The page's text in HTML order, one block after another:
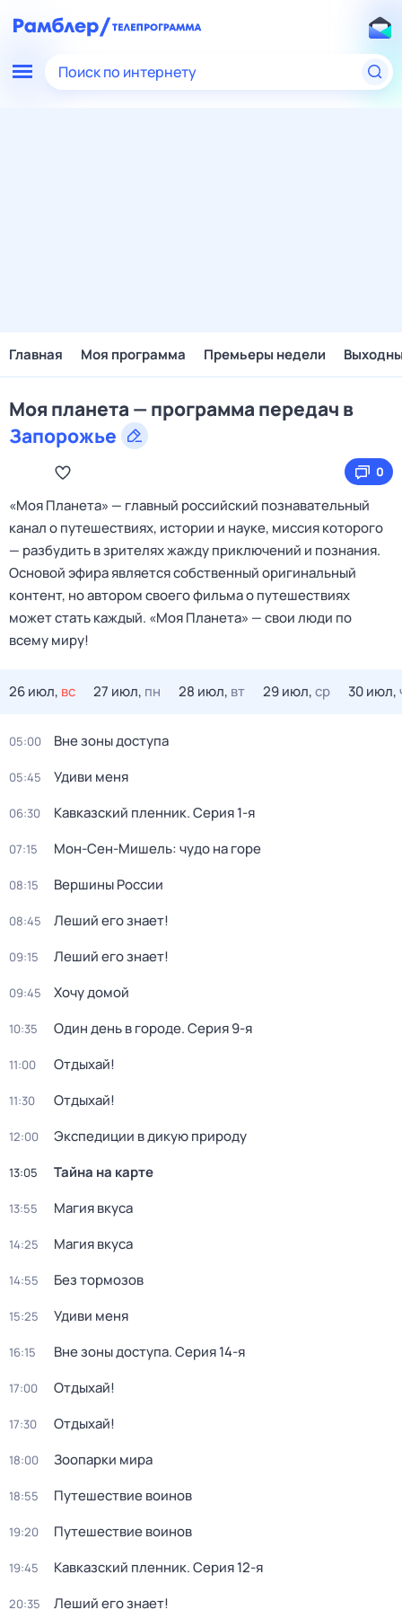
Поиск по интернету
Главная Моя программа Премьеры недели
Моя планета — программа передач в
Запорожье
0
«Моя Планета» — главный российский познавательный
канал о путешествиях, истории и науке, миссия которого
— разбудить в зрителях жажду приключений и познания.
Основой эфира является собственный оригинальный
контент, но автором своего фильма о путешествиях
может стать каждый. «Моя Планета» — свои люди по
всему миру!
26 июл, вс 27 июл, пн 28 июл, вт 29 июл,ср 30 июл,
05:00 Вне зоны доступа
05:45 Удиви меня
06:30 Кавказский пленник. Серия 1-я
07:15 Мон-Сен-Мишель: чудо на горе
08:15 Вершины России
08:45 Леший его знает!
09:15 Леший его знает!
09:45 Хочу домой
10:35 Один день в городе. Серия 9-я
11:00 Отдыхай!
11:30 Отдыхай!
12:00 Экспедиции в дикую природу
13:05 Тайна на карте
13:55 Магия вкуса
14:25 Магия вкуса
14:55 Без тормозов
15:25 Удиви меня
16:15 Вне зоны доступа. Серия 14-я
17:00 Отдыхай!
17:30 Отдыхай!
18:00 Зоопарки мира
18:55 Путешествие воинов
19:20 Путешествие воинов
19:45 Кавказский пленник. Серия 12-я
20:35 Леший его знает!